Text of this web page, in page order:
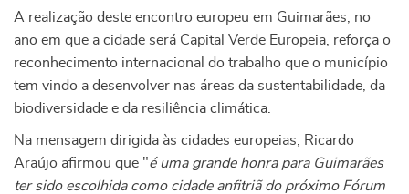
A realização deste encontro europeu em Guimarães, no
ano em que a cidade será Capital Verde Europeia, reforça o
reconhecimento internacional do trabalho que o município
tem vindo a desenvolver nas áreas da sustentabilidade, da
biodiversidade e da resiliência climática.
Na mensagem dirigida às cidades europeias, Ricardo
Araújo afirmou que "é uma grande honra para Guimarães
ter sido escolhida como cidade anfitriã do próximo Fórum